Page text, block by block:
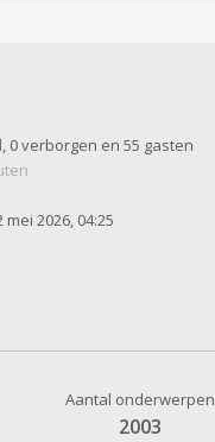
verborgen en 55 gasten
2026, 04:25
Aantal onderwerpen
2003